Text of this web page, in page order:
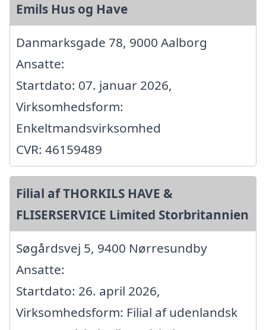
Emils Hus og Have
Danmarksgade 78, 9000 Aalborg
Ansatte:
Startdato: 07. januar 2026,
Virksomhedsform:
Enkeltmandsvirksomhed
CVR: 46159489
Filial af THORKILS HAVE &
FLISERSERVICE Limited Storbritannien
Søgårdsvej 5, 9400 Nørresundby
Ansatte:
Startdato: 26. april 2026,
Virksomhedsform: Filial af udenlandsk